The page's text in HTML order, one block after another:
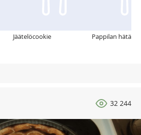
Jäätelöcookie Pappilan
32 244